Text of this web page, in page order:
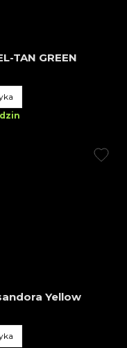
TAN GREEN
Yellow